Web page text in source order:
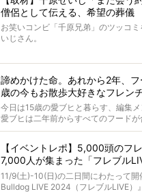
犬の旅立ちや供養についてインタビュ
インタビュアー兼対談相手は、大の
識にも長けているPELIさん。
「愛犬が旅立ったあと、ベッドやお
くれる？」
さらには、霊感がない人でも愛犬が成
法まで。
お笑い芸人だからこそ暗くなりすぎ
と軽くなる。
永久保存版のスペシャル対談です！
僧侶として伝える、希望の葬儀
お笑いコンビ「千原兄弟」のツッコ
いじさん。
た。
僧侶としての名は「靖賢（せいけん）
当時54歳という年齢にして、なぜ動物
選んだのか。
また、愛犬の旅立ちとどのように向き
た。
諦めかけた命。あれから2年、
歳の今もお散歩大好きなフレン
今日は15歳の愛ブヒと暮らす、編集メ
愛ブヒは二年前からすべてのフード
激減。検査をしても異常はなく「年
もう諦めるしかないのかな…そんなと
が「THE fu-do(ザ・フード)」の試食
そして「THE fu-do(ザ・フード)」を
ブヒは15歳になり、今も元気にお散歩
【イベントレポ】5,000頭のフ
7,000人が集まった「フレブル
貌！
11/9(土)-10(日)の二日間にわたって
Bulldog LIVE 2024（フレブルLIVE）